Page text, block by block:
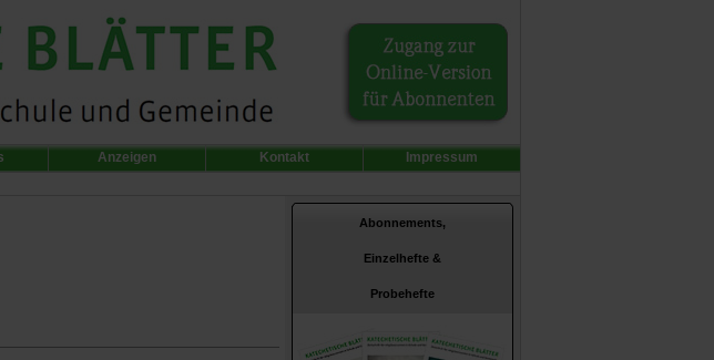
Anzeigen Kontakt Impressum
Abonnements,
Einzelhefte &
Probehefte